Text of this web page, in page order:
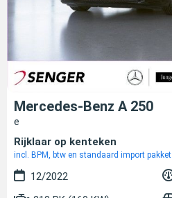
Mercedes-Benz A 250
e
Rijklaar op kenteken
incl. BPM, btw en standaard import pakket
12/2022